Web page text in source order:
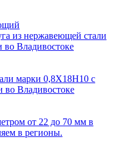
из нержавеющей стали
во Владивостоке
марки 0,8Х18Н10 с
во Владивостоке
от 22 до 70 мм в
в регионы.